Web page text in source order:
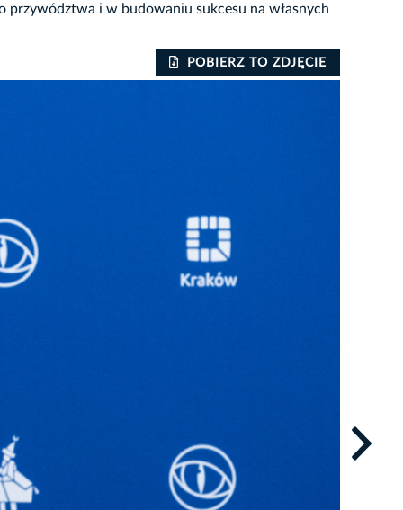
przywództwa i w budowaniu sukcesu na własnych
POBIERZ TO ZDJĘCIE